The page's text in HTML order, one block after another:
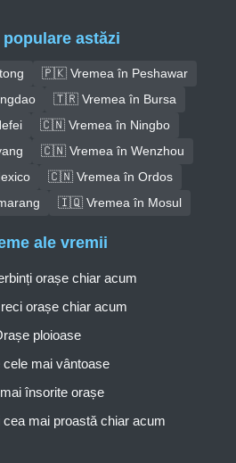
populare astăzi
🇵🇰 Vremea în Peshawar
🇹🇷 Vremea în Bursa
🇨🇳 Vremea în Ningbo
🇨🇳 Vremea în Wenzhou
🇨🇳 Vremea în Ordos
🇮🇶 Vremea în Mosul
ale vremii
orașe chiar acum
orașe chiar acum
ploioase
mai vântoase
însorite orașe
cea mai proastă chiar acum